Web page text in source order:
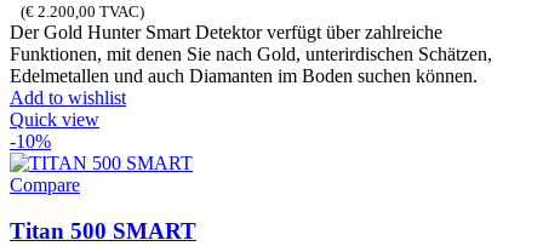
(€ 2.200,00 TVAC)
Der Gold Hunter Smart Detektor verfügt über zahlreiche
Funktionen, mit denen Sie nach Gold, unterirdischen Schätzen,
Edelmetallen und auch Diamanten im Boden suchen können.
Add to wishlist
Quick view
-10%
Compare
Titan 500 SMART